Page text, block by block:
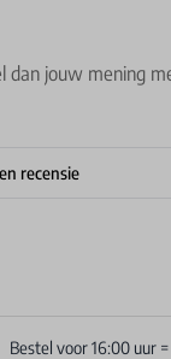
dan jouw mening
recensie
Bestel voor 16:00 uur